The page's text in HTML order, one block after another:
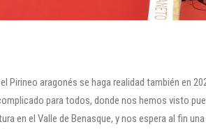
Pirineo aragonés se haga realidad también en
para todos, donde nos hemos visto
en el Valle de Benasque, y nos espera al fin